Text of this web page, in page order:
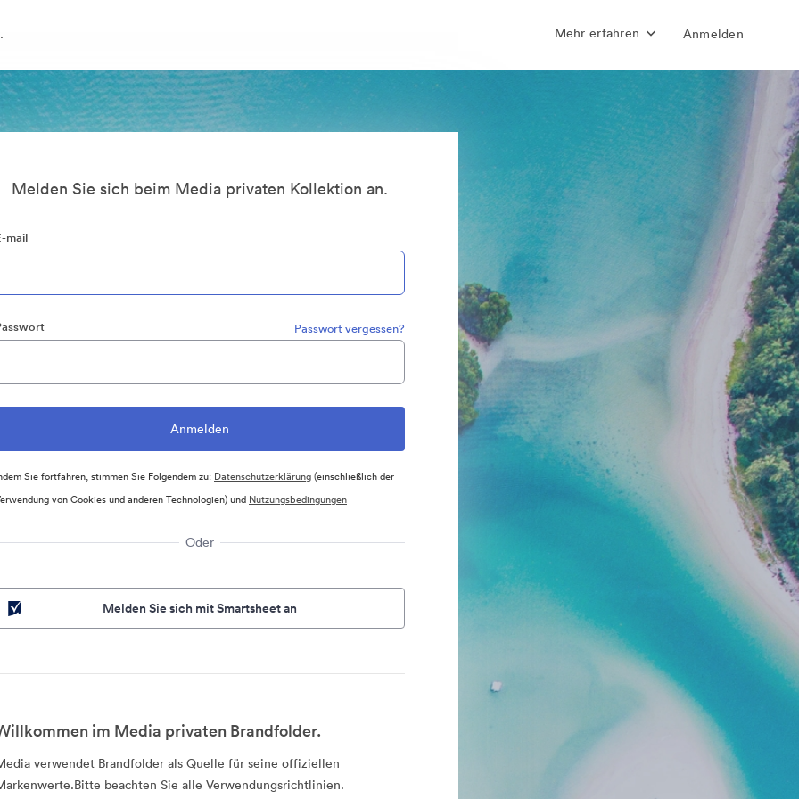
Mehr erfahren Anmelden
Melden Sie sich beim Media privaten Kollektion an.
mail
Passwort vergessen?
Sie fortfahren, stimmen Sie Folgendem zu: Datenschutzerklärung(einschließlich der
von Cookies und anderen Technologien) und Nutzungsbedingungen
Oder
Melden Sie sich mit Smartsheet an
im Media privaten Brandfolder.
verwendet Brandfolder als Quelle für seine offiziellen
beachten Sie alle Verwendungsrichtlinien.